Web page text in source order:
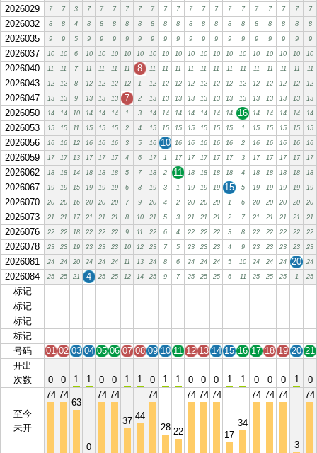
2026029 7 7 3 7 7 7 7 7 7 7 7 7 7 7 7 7 7 7 7 7 7
2026032 8 8 4 8 8 8 8 8 8 8 8 8 8 8 8 8 8 8 8 8 8
2026035 9 9 5 9 9 9 9 9 9 9 9 9 9 9 9 9 9 9 9 9 9
2026037 10 10 6 10 10 10 10 10 10 10 10 10 10 10 10 10 10 10 10 10 10
2026040 11 11 7 11 11 11 11 8 11 11 11 11 11 11 11 11 11 11 11 11 11
2026043 12 12 8 12 12 12 12 1 12 12 12 12 12 12 12 12 12 12 12 12 12
2026047 13 13 9 13 13 13 7 2 13 13 13 13 13 13 13 13 13 13 13 13 13
2026050 14 14 10 14 14 14 1 3 14 14 14 14 14 14 14 16 14 14 14 14 14
2026053 15 15 11 15 15 15 2 4 15 15 15 15 15 15 15 1 15 15 15 15 15
2026056 16 16 12 16 16 16 3 5 16 10 16 16 16 16 16 2 16 16 16 16 16
2026059 17 17 13 17 17 17 4 6 17 1 17 17 17 17 17 3 17 17 17 17 17
2026062 18 18 14 18 18 18 5 7 18 2 11 18 18 18 18 4 18 18 18 18 18
2026067 19 19 15 19 19 19 6 8 19 3 1 19 19 19 15 5 19 19 19 19 19
2026070 20 20 16 20 20 20 7 9 20 4 2 20 20 20 1 6 20 20 20 20 20
2026073 21 21 17 21 21 21 8 10 21 5 3 21 21 21 2 7 21 21 21 21 21
2026076 22 22 18 22 22 22 9 11 22 6 4 22 22 22 3 8 22 22 22 22 22
2026078 23 23 19 23 23 23 10 12 23 7 5 23 23 23 4 9 23 23 23 23 23
2026081 24 24 20 24 24 24 11 13 24 8 6 24 24 24 5 10 24 24 24 20 24
2026084 25 25 21 4 25 25 12 14 25 9 7 25 25 25 6 11 25 25 25 1 25
标记
标记
标记
标记
号码
01 02 03 04 05 06 07 08 09 10 11 12 13 14 15 16 17 18 19 20 21
开出
次数
0 0 1 1 0 0 1 1 0 1 1 0 0 0 1 1 0 0 0 1 0
至今
未开
74 74
63
0
74 74
37 44
74
28 22
74 74 74
17
34
74 74 74
3
74